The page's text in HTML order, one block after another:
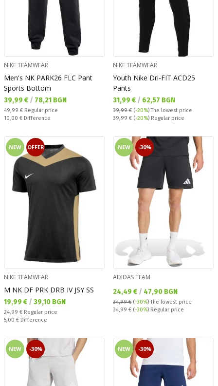
NIKE TEAMWEAR
Men's NK PARK26 FLC Pant
Sports Bottom
Текуща цена:
39,99 € / 78,21 BGN
Regular price:
49,99 € Regular price
Спестявате:
10,00 € Difference
NIKE TEAMWEAR
Youth Nike Dri-FIT ACD25
Pants
Текуща цена:
31,99 € / 62,57 BGN
39,99 € (-20%)The lowest price
Regular price:
39,99 € (-20%) Regular price
NEW OFFER
NIKE TEAMWEAR
M NK DF PRK DRB IV JSY SS
Текуща цена:
19,99 € / 39,10 BGN
Regular price:
24,99 € Regular price
Спестявате:
5,00 € Difference
NEW -30%
ADIDAS TEAM
Текуща цена:
24,49 € / 47,90 BGN
34,99 € (-30%)The lowest price
Regular price:
34,99 € (-30%) Regular price
NEW -30% NEW -30%